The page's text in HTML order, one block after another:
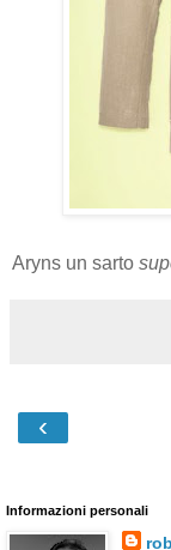
Aryns un sarto
‹
Informazioni personali